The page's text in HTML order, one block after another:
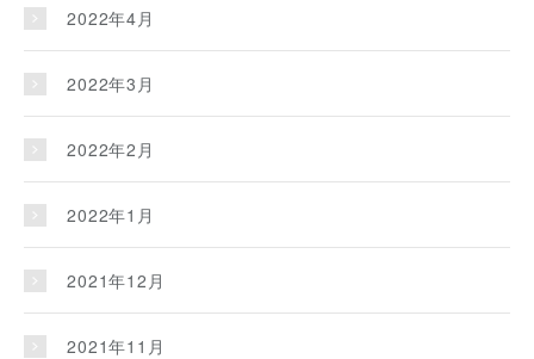
2022年4月
2022年3月
2022年2月
2022年1月
2021年12月
2021年11月